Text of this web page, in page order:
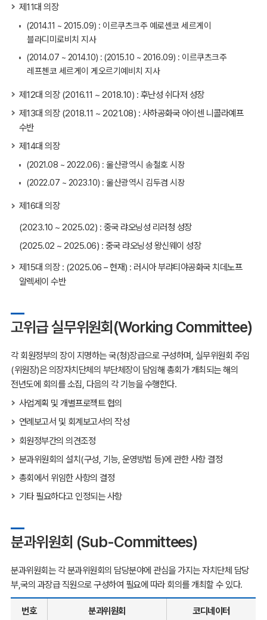
제11대 의장
(2014.11 ~ 2015.09) : 이르쿠츠크주 예로센코 세르게이
블라디미로비치 지사
(2014.07 ~ 2014.10) : (2015.10 ~ 2016.09) : 이르쿠츠크주
레프첸코 세르게이 게오르기예비치 지사
제12대 의장 (2016.11 ~ 2018.10) : 후난성 쉬다저 성장
제13대 의장 (2018.11 ~ 2021.08) : 사하공화국 아이센 니콜라예프
수반
제14대 의장
(2021.08 ~ 2022.06) : 울산광역시 송철호 시장
(2022.07 ~ 2023.10) : 울산광역시 김두겸 시장
제16대 의장
(2023.10 ~ 2025.02) : 중국 랴오닝성 리러청 성장
(2025.02 ~ 2025.06) : 중국 랴오닝성 왕신웨이 성장
제15대 의장 : (2025.06 – 현재) : 러시아 부랴티야공화국 치데노프
알렉세이 수반
고위급 실무위원회(Working Committee)
각 회원정부의 장이 지명하는 국(청)장급으로 구성하며, 실무위원회 주임
(위원장)은 의장자치단체의 부단체장이 담임해 총회가 개최되는 해의
전년도에 회의를 소집, 다음의 각 기능을 수행한다.
사업계획 및 개별프로젝트 협의
연례보고서 및 회계보고서의 작성
회원정부간의 의견조정
분과위원회의 설치(구성, 기능, 운영방법 등)에 관한 사항 결정
총회에서 위임한 사항의 결정
기타 필요하다고 인정되는 사항
분과위원회 (Sub-Committees)
분과위원회는 각 분과위원회의 담당분야에 관심을 가지는 자치단체 담당
부,국의 과장급 직원으로 구성하여 필요에 따라 회의를 개최할 수 있다.
번호 분과위원회 코디네이터